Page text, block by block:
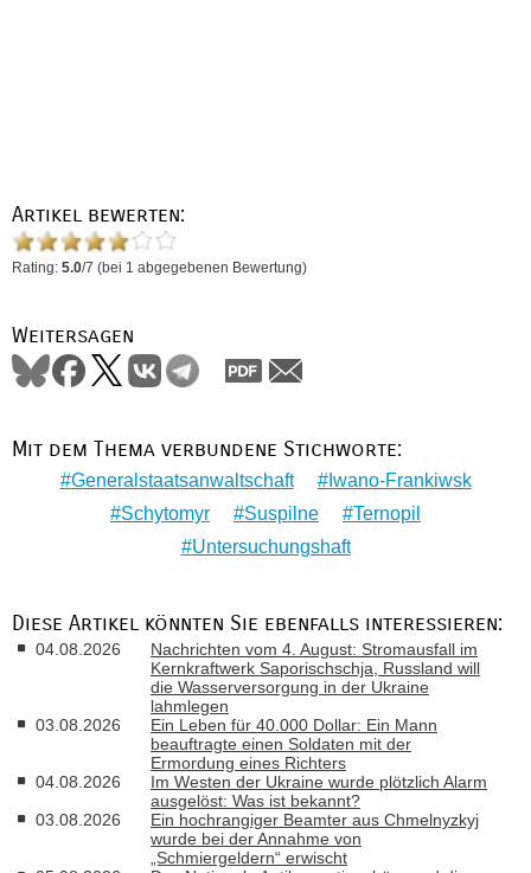
Artikel bewerten:
Rating: 5.0/7 (bei 1 abgegebenen Bewertung)
Weitersagen
Mit dem Thema verbundene Stichworte:
Generalstaatsanwaltschaft
Iwano-Frankiwsk
Schytomyr
Suspilne
Ternopil
Untersuchungshaft
Diese Artikel könnten Sie ebenfalls interessieren:
04.08.2026
Nachrichten vom 4. August: Stromausfall im
Kernkraftwerk Saporischschja, Russland will
die Wasserversorgung in der Ukraine
lahmlegen
03.08.2026
Ein Leben für 40.000 Dollar: Ein Mann
beauftragte einen Soldaten mit der
Ermordung eines Richters
04.08.2026
Im Westen der Ukraine wurde plötzlich Alarm
ausgelöst: Was ist bekannt?
03.08.2026
Ein hochrangiger Beamter aus Chmelnyzkyj
wurde bei der Annahme von
„Schmiergeldern“ erwischt